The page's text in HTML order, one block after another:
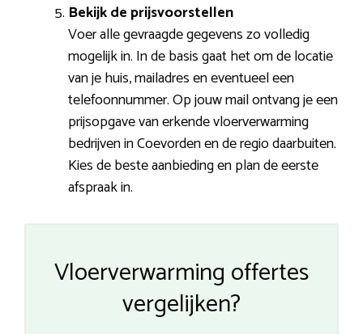
Bekijk de prijsvoorstellen
Voer alle gevraagde gegevens zo volledig
mogelijk in. In de basis gaat het om de locatie
van je huis, mailadres en eventueel een
telefoonnummer. Op jouw mail ontvang je een
prijsopgave van erkende vloerverwarming
bedrijven in Coevorden en de regio daarbuiten.
Kies de beste aanbieding en plan de eerste
afspraak in.
Vloerverwarming offertes
vergelijken?